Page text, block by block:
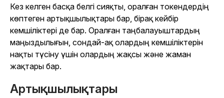
Кез келген басқа белгі сияқты, оралған токендердің
көптеген артықшылықтары бар, бірақ кейбір
кемшіліктері де бар. Оралған таңбалауыштардың
маңыздылығын, сондай-ақ олардың кемшіліктерін
нақты түсіну үшін олардың жақсы және жаман
жақтары бар.
Артықшылықтары